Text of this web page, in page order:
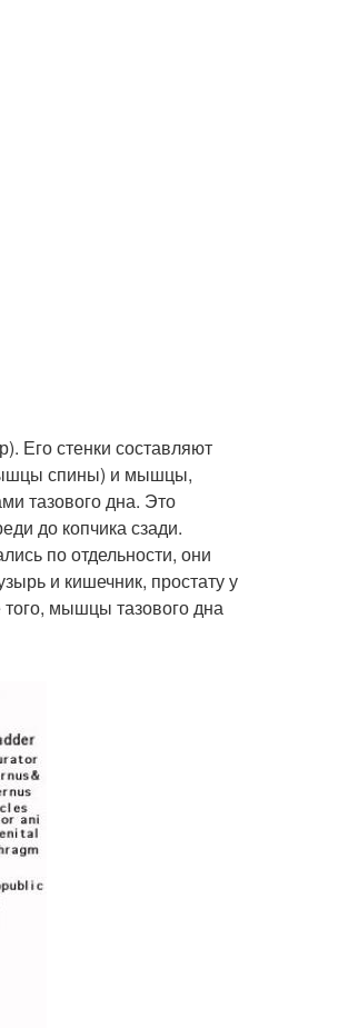
Его стенки составляют
спины) и мышцы,
тазового дна. Это
до копчика сзади.
по отдельности, они
и кишечник, простату у
того, мышцы тазового дна